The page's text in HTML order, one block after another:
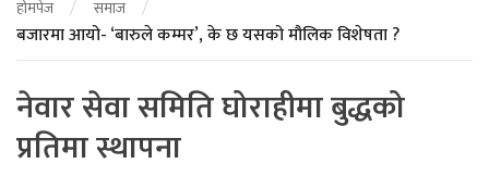
होमपेज / समाज /
बजारमा आयो- ‘बारुले कम्मर’, के छ यसको मौलिक विशेषता ?
नेवार सेवा समिति घोराहीमा बुद्धको
प्रतिमा स्थापना